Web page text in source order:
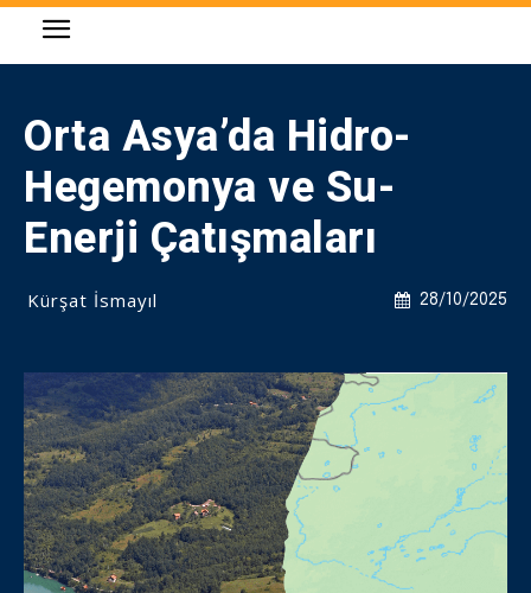
Orta Asya’da Hidro-
Hegemonya ve Su-
Enerji Çatışmaları
28/10/2025
Kürşat İsmayıl